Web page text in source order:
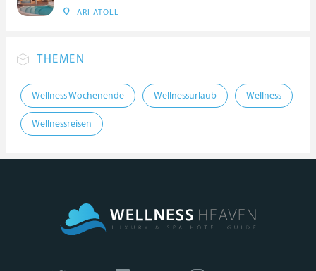
ARI ATOLL
THEMEN
Wellness Wochenende Wellnessurlaub Wellness
Wellnessreisen